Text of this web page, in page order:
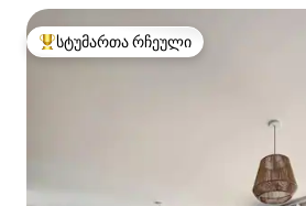
სტუმართა რჩეული მოწინავე ვარიანტი
სტუმართა რჩეული